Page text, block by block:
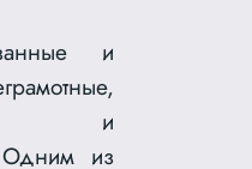
и
и
Одним из